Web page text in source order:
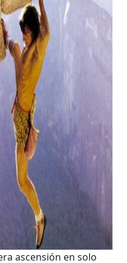
ascensión en solo